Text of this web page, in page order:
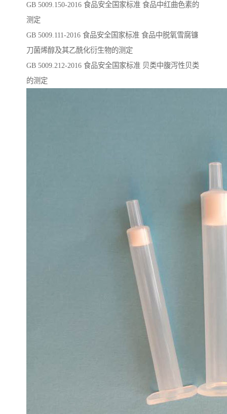
GB 5009.150-2016 ⻝品安全国家标准 ⻝品中红曲⾊素的
测定
GB 5009.111-2016 ⻝品安全国家标准 ⻝品中脱氧雪腐镰
⼑菌烯醇及其⼄酰化衍⽣物的测定
GB 5009.212-2016 ⻝品安全国家标准 ⻉类中腹泻性⻉类
的测定